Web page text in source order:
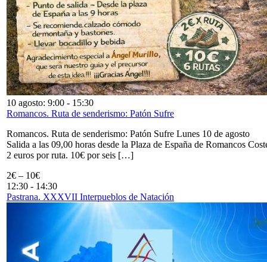
10 agosto: 9:00 - 15:30
Romancos. Ruta de senderismo: Patón Sufre
Romancos. Ruta de senderismo: Patón Sufre Lunes 10 de agosto
Salida a las 09,00 horas desde la Plaza de España de Romancos
2 euros por ruta. 10€ por seis […]
2€ – 10€
12:30 - 14:30
Pastrana. XXXVII Interpueblos de Natación